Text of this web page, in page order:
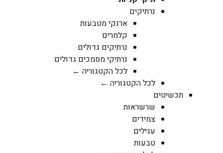
נרתיקים
ארנקי מטבעות
קלמרים
נרתיקים גדולים
נרתיקי מסמכים גדולים
לכל הקטגוריה ←
לכל הקטגוריה ←
תכשיטים
שרשראות
צמידים
עגילים
טבעות